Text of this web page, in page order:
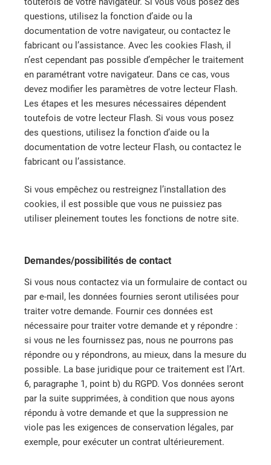
questions, utilisez la fonction d’aide ou la
documentation de votre navigateur, ou contactez le
fabricant ou l’assistance. Avec les cookies Flash, il
n’est cependant pas possible d’empêcher le traitement
en paramétrant votre navigateur. Dans ce cas, vous
devez modifier les paramètres de votre lecteur Flash.
Les étapes et les mesures nécessaires dépendent
toutefois de votre lecteur Flash. Si vous vous posez
des questions, utilisez la fonction d’aide ou la
documentation de votre lecteur Flash, ou contactez le
fabricant ou l’assistance.
Si vous empêchez ou restreignez l’installation des
cookies, il est possible que vous ne puissiez pas
utiliser pleinement toutes les fonctions de notre site.
Demandes/possibilités de contact
Si vous nous contactez via un formulaire de contact ou
par e-mail, les données fournies seront utilisées pour
traiter votre demande. Fournir ces données est
nécessaire pour traiter votre demande et y répondre :
si vous ne les fournissez pas, nous ne pourrons pas
répondre ou y répondrons, au mieux, dans la mesure du
possible. La base juridique pour ce traitement est l’Art.
6, paragraphe 1, point b) du RGPD. Vos données seront
par la suite supprimées, à condition que nous ayons
répondu à votre demande et que la suppression ne
viole pas les exigences de conservation légales, par
exemple, pour exécuter un contrat ultérieurement.